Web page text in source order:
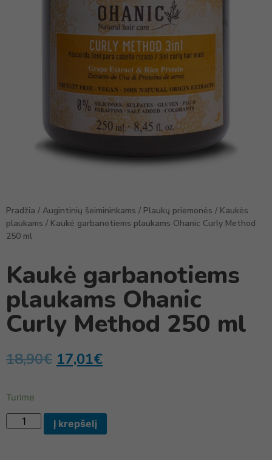
Pradžia / Augintinių šeimininkams / Plaukų priemonės / Kaukės
plaukams / Kaukė garbanotiems plaukams Ohanic Curly Method
250 ml
Kaukė garbanotiems
plaukams Ohanic
Curly Method 250 ml
18,90€ 17,01€
Turime
Į krepšelį